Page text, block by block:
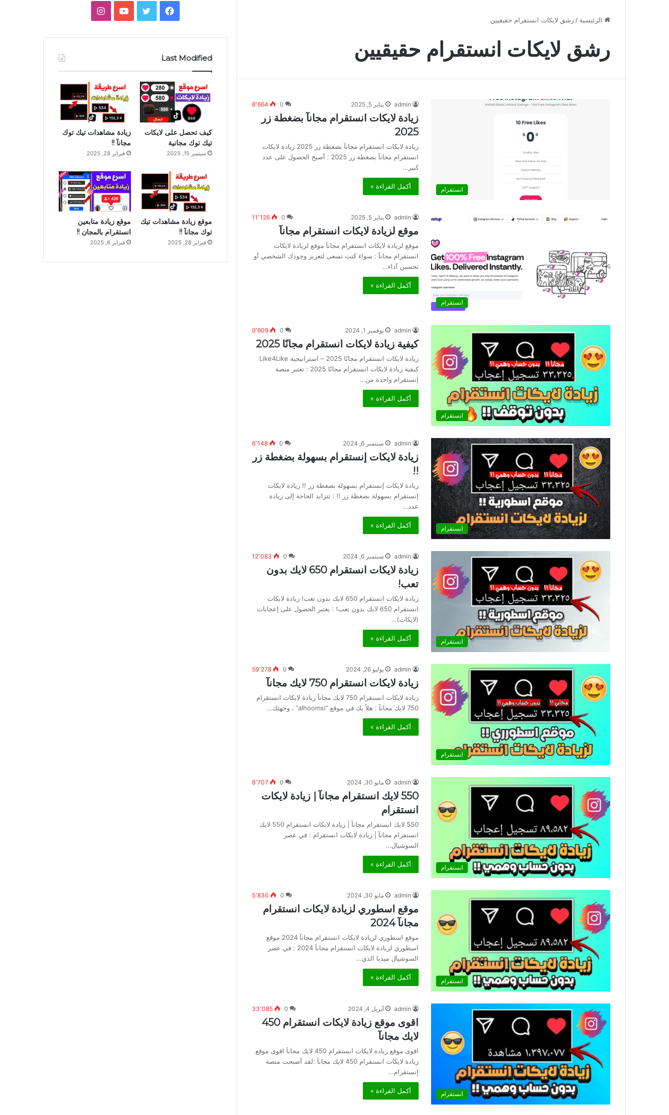
الرئيسية / رشق لايكات انستقرام حقيقيين
رشق لايكات انستقرام حقيقيين
انستقرام
admin يناير 5, 2025 0 8٬664
زيادة لايكات انستقرام مجانآ بضغطة زر
2025
زيادة لايكات انستقرام مجانآ بضغطة زر 2025 زيادة لايكات
انستقرام مجانآ بضغطة زر 2025 : أصبح الحصول على عدد
كبير…
أكمل القراءة »
انستقرام
admin يناير 5, 2025 0 11٬126
موقع لزيادة لايكات انستقرام مجانآ
موقع لزيادة لايكات انستقرام مجانآ موقع لزيادة لايكات
انستقرام مجانآ : سواء كنت تسعى لتعزيز وجودك الشخصي أو
تحسين أداء…
أكمل القراءة »
انستقرام
admin نوفمبر 1, 2024 0 9٬609
كيفية زيادة لايكات انستقرام مجانًا 2025
زيادة لايكات انستقرام مجانًا 2025 – استراتيجية Like4Like
كيفية زيادة لايكات انستقرام مجانًا 2025 : تعتبر منصة
إنستقرام واحدة من…
أكمل القراءة »
انستقرام
admin سبتمبر 6, 2024 0 6٬148
زيادة لايكات إنستقرام بسهولة بضغطة زر
!!
زيادة لايكات إنستقرام بسهولة بضغطة زر !! زيادة لايكات
إنستقرام بسهولة بضغطة زر !! : تتزايد الحاجة إلى زيادة
عدد…
أكمل القراءة »
انستقرام
admin سبتمبر 6, 2024 0 12٬083
زيادة لايكات انستقرام 650 لايك بدون
تعب!
زيادة لايكات انستقرام 650 لايك بدون تعب! زيادة لايكات
انستقرام 650 لايك بدون تعب! : يعتبر الحصول على إعجابات
(لايكات)…
أكمل القراءة »
انستقرام
admin يوليو 26, 2024 0 59٬278
زيادة لايكات انستقرام 750 لايك مجانآ
زيادة لايكات انستقرام 750 لايك مجانآ زيادة لايكات انستقرام
750 لايك مجانآ : هلاً بك في موقع “alhoomsi” ، وجهتك…
أكمل القراءة »
انستقرام
admin مايو 30, 2024 0 8٬707
550 لايك انستقرام مجانآ | زيادة لايكات
انستقرام
550 لايك انستقرام مجانآ | زيادة لايكات انستقرام 550 لايك
انستقرام مجانآ | زيادة لايكات انستقرام : في عصر
السوشيال…
أكمل القراءة »
انستقرام
admin مايو 30, 2024 0 5٬830
موقع اسطوري لزيادة لايكات انستقرام
مجانآ 2024
موقع اسطوري لزيادة لايكات انستقرام مجانآ 2024 موقع
اسطوري لزيادة لايكات انستقرام مجانآ 2024 : في عصر
السوشيال ميديا الذي…
أكمل القراءة »
انستقرام
admin أبريل 4, 2024 0 33٬085
اقوى موقع زيادة لايكات انستقرام 450
لايك مجانآ
اقوى موقع زيادة لايكات انستقرام 450 لايك مجانآ اقوى موقع
زيادة لايكات انستقرام 450 لايك مجانآ :لقد أصبحت منصة
إنستقرام…
أكمل القراءة »
فيسبوكتويتر يوتيوبانستقرام
Last Modified
كيف تحصل على لايكات
تيك توك مجانية
سبتمبر 15, 2025
زيادة مشاهدات تيك توك
مجانآ !!
فبراير 28, 2025
موقع زيادة مشاهدات تيك
توك مجانآ !!
فبراير 28, 2025
موقع زيادة متابعين
انستقرام بالمجان !!
فبراير 6, 2025